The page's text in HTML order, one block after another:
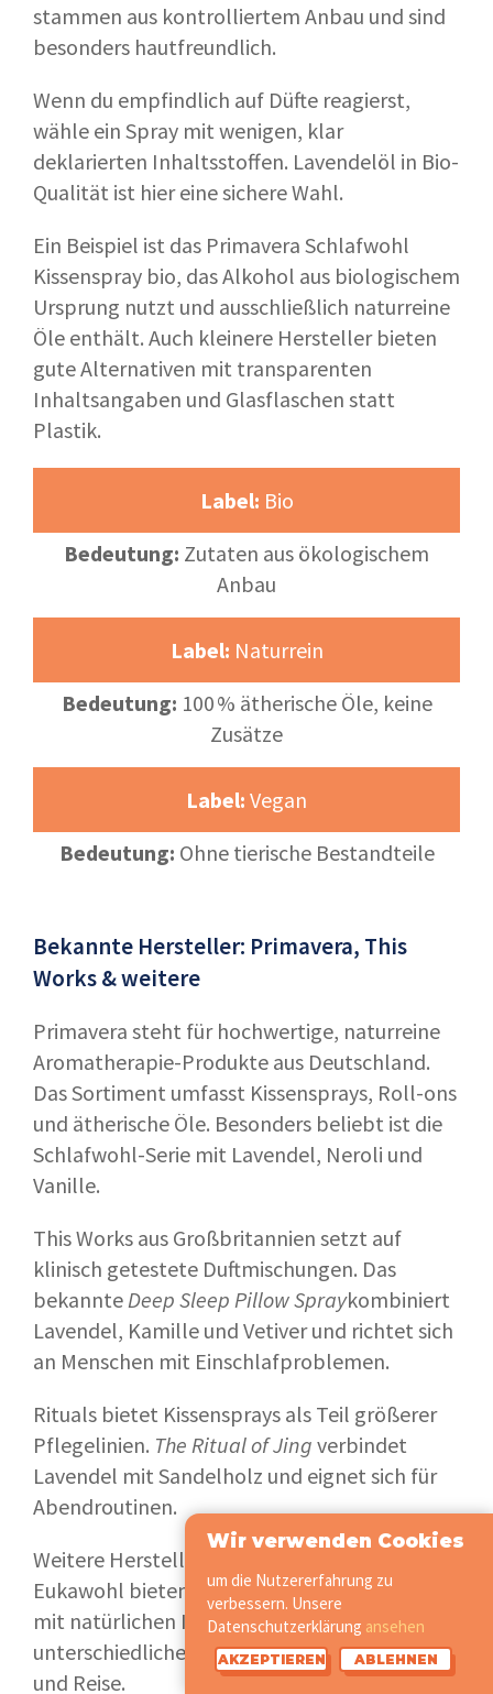
stammen aus kontrolliertem Anbau und sind
besonders hautfreundlich.
Wenn du empfindlich auf Düfte reagierst,
wähle ein Spray mit wenigen, klar
deklarierten Inhaltsstoffen. Lavendelöl in Bio-
Qualität ist hier eine sichere Wahl.
Ein Beispiel ist das Primavera Schlafwohl
Kissenspray bio, das Alkohol aus biologischem
Ursprung nutzt und ausschließlich naturreine
Öle enthält. Auch kleinere Hersteller bieten
gute Alternativen mit transparenten
Inhaltsangaben und Glasflaschen statt
Plastik.
Label: Bio
Bedeutung: Zutaten aus ökologischem
Anbau
Label: Naturrein
Bedeutung: 100 % ätherische Öle, keine
Zusätze
Label: Vegan
Bedeutung: Ohne tierische Bestandteile
Bekannte Hersteller: Primavera, This
Works & weitere
Primavera steht für hochwertige, naturreine
Aromatherapie-Produkte aus Deutschland.
Das Sortiment umfasst Kissensprays, Roll-ons
und ätherische Öle. Besonders beliebt ist die
Schlafwohl-Serie mit Lavendel, Neroli und
Vanille.
This Works aus Großbritannien setzt auf
klinisch getestete Duftmischungen. Das
bekannte Deep Sleep Pillow Spraykombiniert
Lavendel, Kamille und Vetiver und richtet sich
an Menschen mit Einschlafproblemen.
Rituals bietet Kissensprays als Teil größerer
Pflegelinien. The Ritual of Jing verbindet
Lavendel mit Sandelholz und eignet sich für
Abendroutinen.
Weitere Hersteller wie Positive Essence oder
Eukawohl bieten preisgünstige Alternativen
mit natürlichen Inhaltsstoffen und
unterschiedlichen Duftvarianten für Alltag
und Reise.
Wir verwenden Cookies
um die Nutzererfahrung zu
verbessern. Unsere
Datenschutzerklärung ansehen
AKZEPTIEREN ABLEHNEN